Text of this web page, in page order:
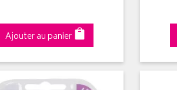
Ajouter au panier